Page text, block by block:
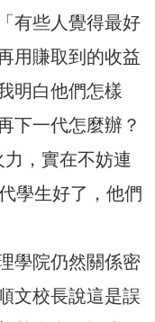
有些人覺得最好
用賺取到的收益
明白他們怎樣
下一代怎麼辦？
，實在不妨連
學生好了，他們
學院仍然關係密
文校長說這是誤